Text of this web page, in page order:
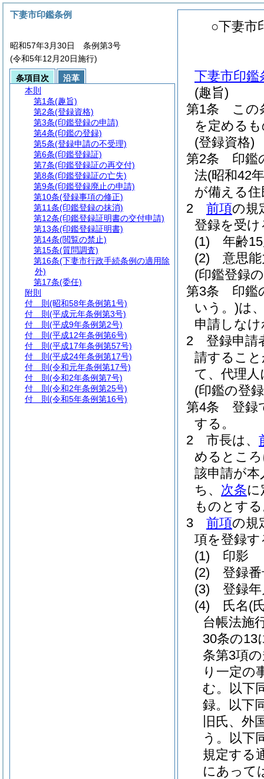
○下妻市
下妻市印鑑
(趣旨)
第1条
この
を定める
(登録資格)
第2条
印鑑
法(昭和42
が備える
2
前項の規
登録を受
(1)
年齢
(2)
意思
(印鑑登録
第3条
印鑑
いう。)は
申請しな
2
登録申請
請するこ
て、代理
(印鑑の登
第4条
登録
する。
2
市長は、
めるとこ
該申請が
ち、 次条に
ものとす
3
前項の規
項を登録
(1)
印影
(2)
登録
(3)
登録
(4)
氏名(
台帳法施
30条の13
条第3項
り一定の
む。以下
録。以下
旧氏、外
う。以下
規定する
にあって
下妻市印鑑条例
昭和57年3月30日 条例第3号
(令和5年12月20日施行)
条項目次
沿革
本則
第1条(趣旨)
第2条(登録資格)
第3条(印鑑登録の申請)
第4条(印鑑の登録)
第5条(登録申請の不受理)
第6条(印鑑登録証)
第7条(印鑑登録証の再交付)
第8条(印鑑登録証の亡失)
第9条(印鑑登録廃止の申請)
第10条(登録事項の修正)
第11条(印鑑登録の抹消)
第12条(印鑑登録証明書の交付申請)
第13条(印鑑登録証明書)
第14条(閲覧の禁止)
第15条(質問調査)
第16条(下妻市行政手続条例の適用除
外)
第17条(委任)
附則
付 則 (昭和58年条例第1号)
付 則 (平成元年条例第3号)
付 則 (平成9年条例第2号)
付 則 (平成12年条例第6号)
付 則 (平成17年条例第57号)
付 則 (平成24年条例第17号)
付 則 (令和元年条例第17号)
付 則 (令和2年条例第7号)
付 則 (令和2年条例第25号)
付 則 (令和5年条例第16号)